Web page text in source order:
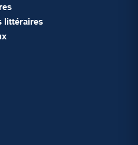
littéraires